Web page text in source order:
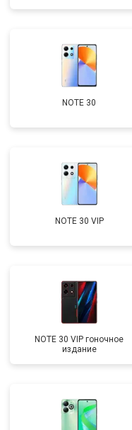
NOTE 30
NOTE 30 VIP
NOTE 30 VIP гоночное
издание